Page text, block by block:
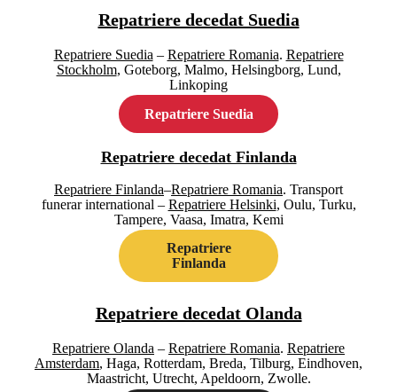
Repatriere decedat Suedia
Repatriere Suedia – Repatriere Romania. Repatriere
Stockholm, Goteborg, Malmo, Helsingborg, Lund,
Linkoping
Repatriere Suedia
Repatriere decedat Finlanda
Repatriere Finlanda–Repatriere Romania. Transport
funerar international – Repatriere Helsinki, Oulu, Turku,
Tampere, Vaasa, Imatra, Kemi
Repatriere
Finlanda
Repatriere decedat Olanda
Repatriere Olanda – Repatriere Romania. Repatriere
Amsterdam, Haga, Rotterdam, Breda, Tilburg, Eindhoven,
Maastricht, Utrecht, Apeldoorn, Zwolle.